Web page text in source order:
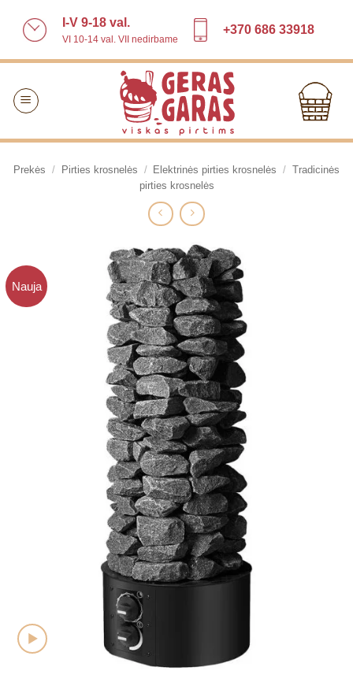
I-V 9-18 val.
VI 10-14 val. VII nedirbame
+370 686 33918
Prekės / Pirties krosnelės / Elektrinės pirties krosnelės / Tradicinės
pirties krosnelės
Nauja